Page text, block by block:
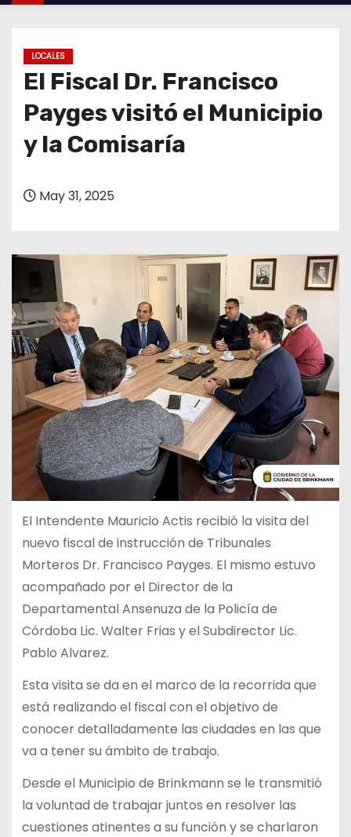
o
LOCALES
El Fiscal Dr. Francisco
Payges visitó el Municipio
y la Comisaría
May 31, 2025
El Intendente Mauricio Actis recibió la visita del
nuevo fiscal de instrucción de Tribunales
Morteros Dr. Francisco Payges. El mismo estuvo
acompañado por el Director de la
Departamental Ansenuza de la Policía de
Córdoba Lic. Walter Frias y el Subdirector Lic.
Pablo Alvarez.
Esta visita se da en el marco de la recorrida que
está realizando el fiscal con el objetivo de
conocer detalladamente las ciudades en las que
va a tener su ámbito de trabajo.
Desde el Municipio de Brinkmann se le transmitió
la voluntad de trabajar juntos en resolver las
cuestiones atinentes a su función y se charlaron